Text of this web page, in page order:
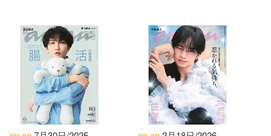
Klaus (EDT)/ Leicht(1)
Kosuke/ Ferré(1) Kristen(1)
Kwame(1) Kwesi Anan(1)